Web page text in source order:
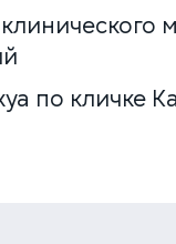
по кличке